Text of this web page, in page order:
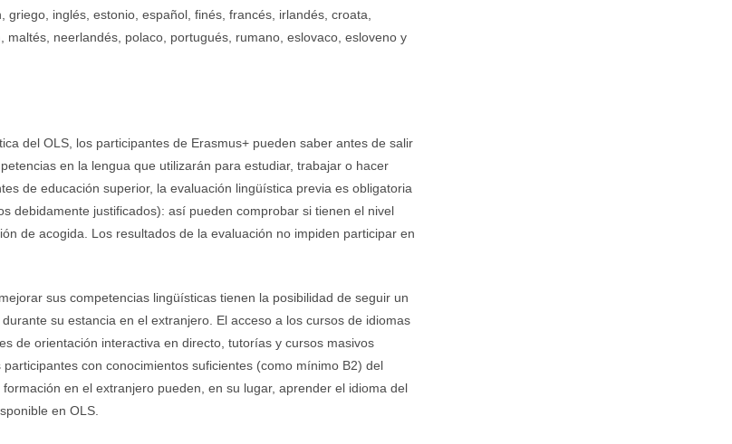
griego, inglés, estonio, español, finés, francés, irlandés, croata,
maltés, neerlandés, polaco, portugués, rumano, eslovaco, esloveno y
del OLS, los participantes de Erasmus+ pueden saber antes de salir
en la lengua que utilizarán para estudiar, trabajar o hacer
de educación superior, la evaluación lingüística previa es obligatoria
debidamente justificados): así pueden comprobar si tienen el nivel
de acogida. Los resultados de la evaluación no impiden participar en
sus competencias lingüísticas tienen la posibilidad de seguir un
su estancia en el extranjero. El acceso a los cursos de idiomas
de orientación interactiva en directo, tutorías y cursos masivos
con conocimientos suficientes (como mínimo B2) del
en el extranjero pueden, en su lugar, aprender el idioma del
en OLS.